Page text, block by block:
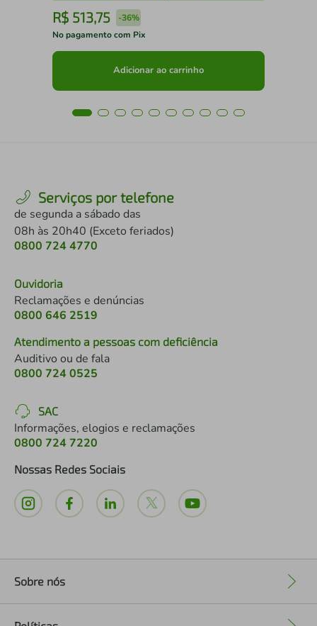
R$ 513,75 -36%
No pagamento com Pix
Adicionar ao carrinho
Serviços por telefone
de segunda a sábado das
08h às 20h40 (Exceto feriados)
0800 724 4770
Ouvidoria
Reclamações e denúncias
0800 646 2519
Atendimento a pessoas com deficiência
Auditivo ou de fala
0800 724 0525
SAC
Informações, elogios e reclamações
0800 724 7220
Nossas Redes Sociais
Sobre nós